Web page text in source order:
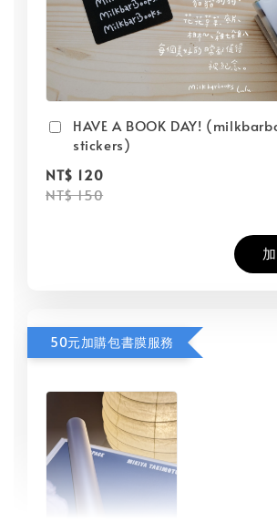
HAVE A BOOK DAY!
stickers)
NT$ 120
NT$ 150
50元加購包書膜服務